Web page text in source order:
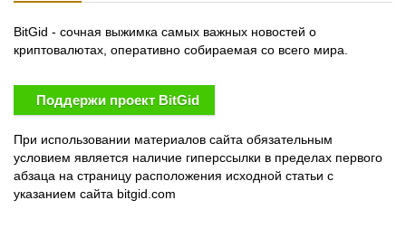
BitGid - сочная выжимка самых важных новостей о
криптовалютах, оперативно собираемая со всего мира.
Поддержи проект BitGid
При использовании материалов сайта обязательным
условием является наличие гиперссылки в пределах первого
абзаца на страницу расположения исходной статьи с
указанием сайта bitgid.com